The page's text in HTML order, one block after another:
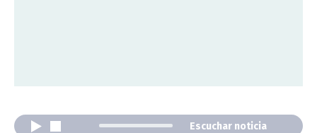
Escuchar noticia